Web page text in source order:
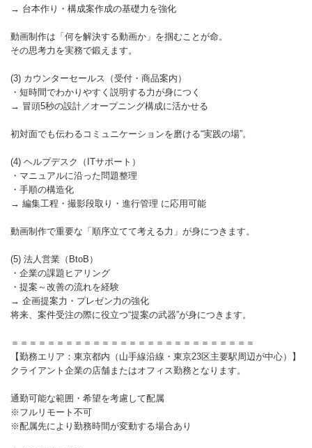
→ 台本作り・構成案作成の基礎力を強化
動画制作は「何を解決する動画か」を掴むことが命。
その思考力を実務で鍛えます。
(3) カウンターセールス（受付・商品案内）
・短時間でわかりやすく説明する力が身につく
→ 冒頭5秒の設計／オープニング構成に活かせる
初対面でも伝わるコミュニケーションを磨ける“実践の場”。
(4) ヘルプデスク（ITサポート）
・マニュアルに沿った問題整理
・手順の構造化
→ 編集工程・撮影段取り・進行管理 に応用可能
動画制作で重要な「順序立てて考える力」が身につきます。
(5) 法人営業（BtoB）
・企業の課題ヒアリング
・提案～改善の流れを経験
→ 企画提案力・プレゼン力の強化
将来、案件受注の際に役立つ“提案の武器”が身につきます。
＝＝＝＝＝＝＝＝＝＝＝＝＝＝＝＝＝＝＝＝＝＝＝＝＝＝＝
【勤務エリア：東京都内（山手線沿線・東京23区主要駅周辺が中心）】
クライアント企業の店舗またはオフィス勤務となります。
通勤可能な範囲・希望を考慮して配属
※フルリモート不可
※配属先により勤務時間が変動する場合あり